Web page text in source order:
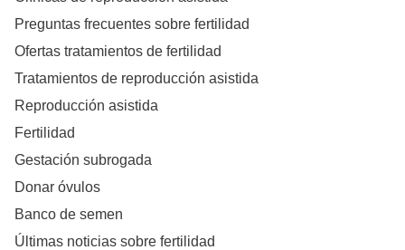
Preguntas frecuentes sobre fertilidad
Ofertas tratamientos de fertilidad
Tratamientos de reproducción asistida
Reproducción asistida
Fertilidad
Gestación subrogada
Donar óvulos
Banco de semen
Últimas noticias sobre fertilidad